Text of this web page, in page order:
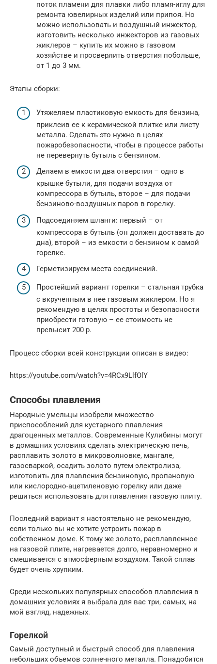
поток пламени для плавки либо пламя-иглу для
ремонта ювелирных изделий или припоя. Но
можно использовать и воздушный инжектор,
изготовить несколько инжекторов из газовых
жиклеров – купить их можно в газовом
хозяйстве и просверлить отверстия побольше,
от 1 до 3 мм.
Этапы сборки:
Утяжеляем пластиковую емкость для бензина,
приклеив ее к керамической плитке или листу
металла. Сделать это нужно в целях
пожаробезопасности, чтобы в процессе работы
не перевернуть бутыль с бензином.
Делаем в емкости два отверстия – одно в
крышке бутыли, для подачи воздуха от
компрессора в бутыль, второе – для подачи
бензиново-воздушных паров в горелку.
Подсоединяем шланги: первый – от
компрессора в бутыль (он должен доставать до
дна), второй – из емкости с бензином к самой
горелке.
Герметизируем места соединений.
Простейший вариант горелки – стальная трубка
с вкрученным в нее газовым жиклером. Но я
рекомендую в целях простоты и безопасности
приобрести готовую – ее стоимость не
превысит 200 р.
Процесс сборки всей конструкции описан в видео:
https://youtube.com/watch?v=4RCx9LlfOlY
Способы плавления
Народные умельцы изобрели множество
приспособлений для кустарного плавления
драгоценных металлов. Современные Кулибины могут
в домашних условиях сделать электрическую печь,
расплавить золото в микроволновке, мангале,
газосваркой, осадить золото путем электролиза,
изготовить для плавления бензиновую, пропановую
или кислородно-ацетиленовую горелку или даже
решиться использовать для плавления газовую плиту.
Последний вариант я настоятельно не рекомендую,
если только вы не хотите устроить пожар в
собственном доме. К тому же золото, расплавленное
на газовой плите, нагревается долго, неравномерно и
смешивается с атмосферным воздухом. Такой сплав
будет очень хрупким.
Среди нескольких популярных способов плавления в
домашних условиях я выбрала для вас три, самых, на
мой взгляд, надежных.
Горелкой
Самый доступный и быстрый способ для плавления
небольших объемов солнечного металла. Понадобится